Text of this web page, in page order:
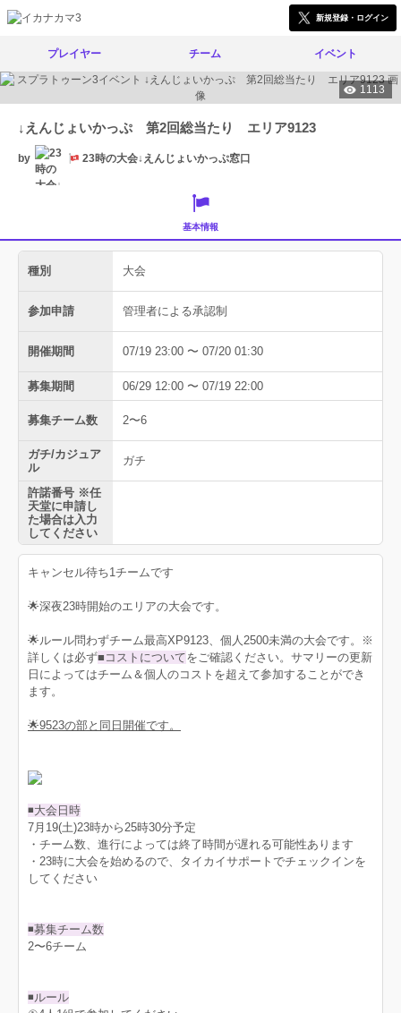
新規登録・ログイン
プレイヤー チーム イベント
1113
↓えんじょいかっぷ 第2回総当たり エリア9123
by 23時の大会↓えんじょいかっぷ窓口
基本情報
種別 大会
参加申請 管理者による承認制
開催期間 07/19 23:00 〜 07/20 01:30
募集期間 06/29 12:00 〜 07/19 22:00
募集チーム数 2〜6
ガチ/カジュア
ル
ガチ
許諾番号 ※任
天堂に申請し
た場合は入力
してください
キャンセル待ち1チームです
🌟深夜23時開始のエリアの大会です。
🌟ルール問わずチーム最高XP9123、個人2500未満の大会です。※
詳しくは必ず■コストについてをご確認ください。サマリーの更新
日によってはチーム＆個人のコストを超えて参加することができ
ます。
🌟9523の部と同日開催です。
◾️大会日時
7月19(土)23時から25時30分予定
・チーム数、進行によっては終了時間が遅れる可能性あります
・23時に大会を始めるので、タイカイサポートでチェックインを
してください
◾️募集チーム数
2〜6チーム
◾️ルール